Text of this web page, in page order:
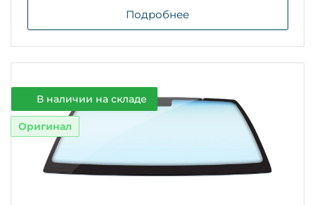
Подробнее
В наличии на складе
Оригинал